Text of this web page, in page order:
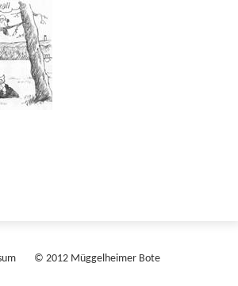
© 2012 Müggelheimer Bote